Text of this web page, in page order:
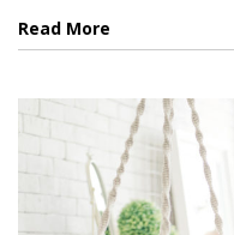
Read More